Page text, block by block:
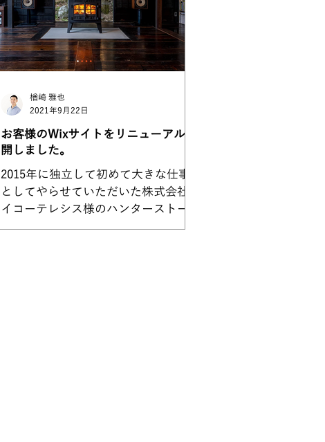
お客様のWixサイトをリニューアル公
開しました。
2015年に独立して初めて大きな仕事
としてやらせていただいた株式会社エ
イコーテレシス様のハンターストーブ
サイト。 エイコーテレシス様にはそ
楢崎 雅也
2021年9月22日